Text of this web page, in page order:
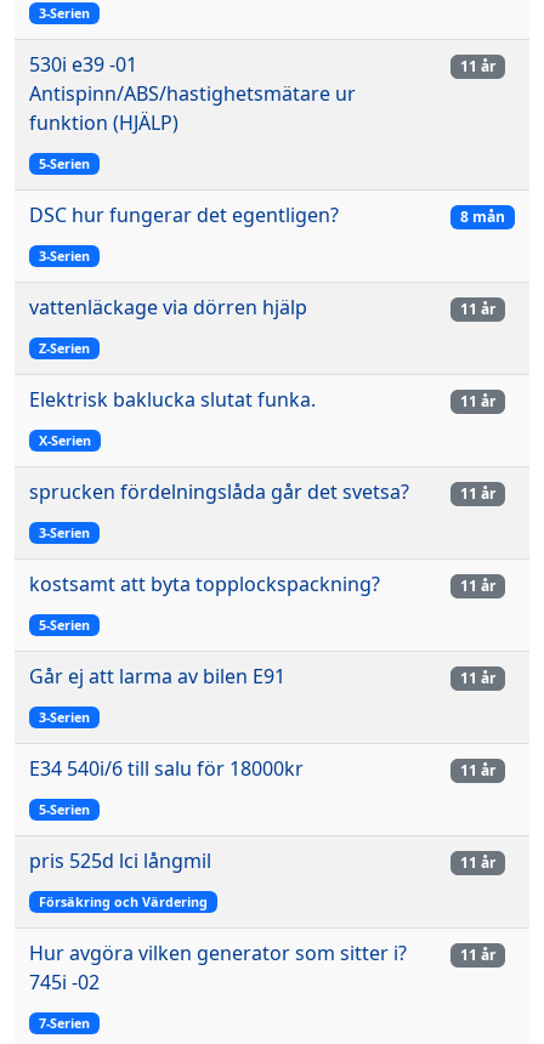
3-Serien
530i e39 -01
Antispinn/ABS/hastighetsmätare ur
funktion (HJÄLP)
5-Serien
11 år
DSC hur fungerar det egentligen?
3-Serien
8 mån
vattenläckage via dörren hjälp
Z-Serien
11 år
Elektrisk baklucka slutat funka.
X-Serien
11 år
sprucken fördelningslåda går det svetsa?
3-Serien
11 år
kostsamt att byta topplockspackning?
5-Serien
11 år
Går ej att larma av bilen E91
3-Serien
11 år
E34 540i/6 till salu för 18000kr
5-Serien
11 år
pris 525d lci långmil
Försäkring och Värdering
11 år
Hur avgöra vilken generator som sitter i?
745i -02
7-Serien
11 år